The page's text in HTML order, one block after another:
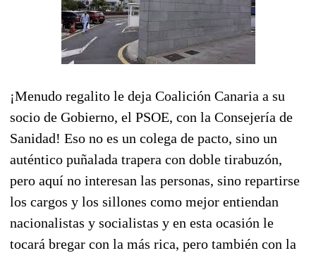
¡Menudo regalito le deja Coalición Canaria a su
socio de Gobierno, el PSOE, con la Consejería de
Sanidad! Eso no es un colega de pacto, sino un
auténtico puñalada trapera con doble tirabuzón,
pero aquí no interesan las personas, sino repartirse
los cargos y los sillones como mejor entiendan
nacionalistas y socialistas y en esta ocasión le
tocará bregar con la más rica, pero también con la